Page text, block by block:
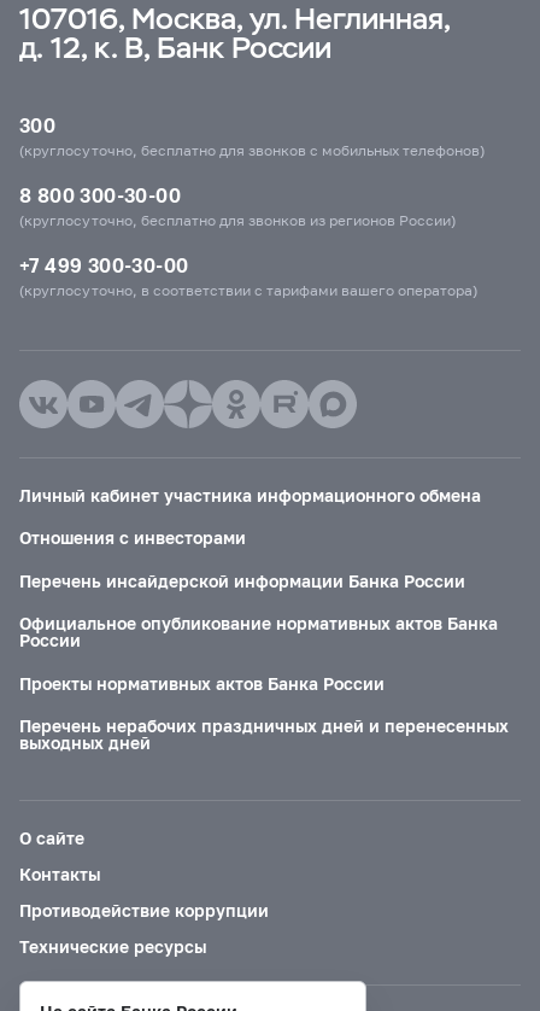
107016, Москва, ул. Неглинная,
д. 12, к. В, Банк России
300
(круглосуточно, бесплатно для звонков с мобильных телефонов)
8 800 300-30-00
(круглосуточно, бесплатно для звонков из регионов России)
+7 499 300-30-00
(круглосуточно, в соответствии с тарифами вашего оператора)
Личный кабинет участника информационного обмена
Отношения с инвесторами
Перечень инсайдерской информации Банка России
Официальное опубликование нормативных актов Банка
России
Проекты нормативных актов Банка России
Перечень нерабочих праздничных дней и перенесенных
выходных дней
О сайте
Контакты
Противодействие коррупции
Технические ресурсы